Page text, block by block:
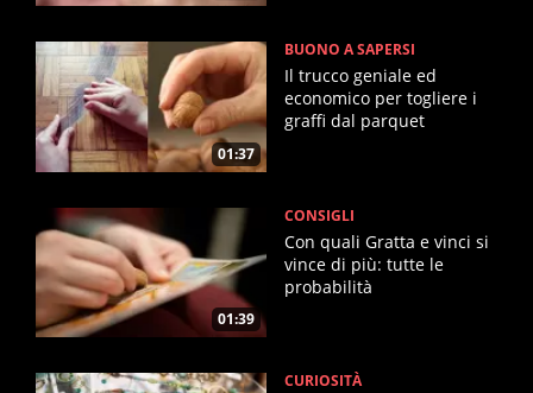
01:37
BUONO A SAPERSI
Il trucco geniale ed
economico per togliere i
graffi dal parquet
01:39
CONSIGLI
Con quali Gratta e vinci si
vince di più: tutte le
probabilità
CURIOSITÀ